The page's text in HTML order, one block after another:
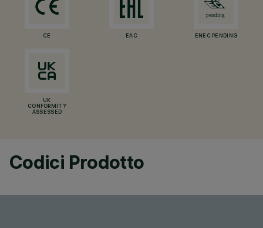
CE EAC ENEC PENDING
UK
CONFORMITY
ASSESSED
Codici Prodotto